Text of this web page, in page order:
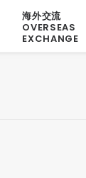
海外交流
OVERSEAS
EXCHANGE